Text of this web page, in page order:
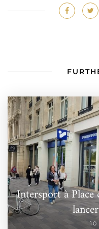
Intersport à